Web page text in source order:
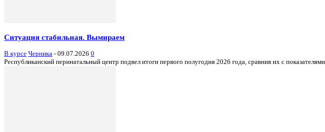
Ситуация стабильная. Вымираем
В курсе Черника - 09.07.2026 0
Республиканский перинатальный центр подвел итоги первого полугодия 2026 года, сравнив их с